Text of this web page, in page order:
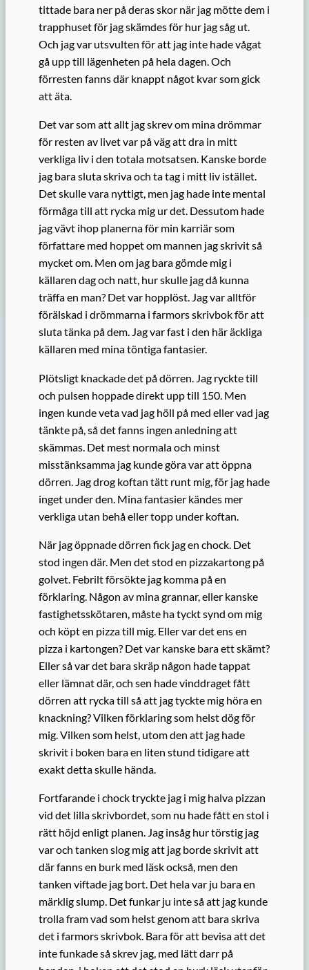
tittade bara ner på deras skor när jag mötte dem i
trapphuset för jag skämdes för hur jag såg ut.
Och jag var utsvulten för att jag inte hade vågat
gå upp till lägenheten på hela dagen. Och
förresten fanns där knappt något kvar som gick
att äta.
Det var som att allt jag skrev om mina drömmar
för resten av livet var på väg att dra in mitt
verkliga liv i den totala motsatsen. Kanske borde
jag bara sluta skriva och ta tag i mitt liv istället.
Det skulle vara nyttigt, men jag hade inte mental
förmåga till att rycka mig ur det. Dessutom hade
jag vävt ihop planerna för min karriär som
författare med hoppet om mannen jag skrivit så
mycket om. Men om jag bara gömde mig i
källaren dag och natt, hur skulle jag då kunna
träffa en man? Det var hopplöst. Jag var alltför
förälskad i drömmarna i farmors skrivbok för att
sluta tänka på dem. Jag var fast i den här äckliga
källaren med mina töntiga fantasier.
Plötsligt knackade det på dörren. Jag ryckte till
och pulsen hoppade direkt upp till 150. Men
ingen kunde veta vad jag höll på med eller vad jag
tänkte på, så det fanns ingen anledning att
skämmas. Det mest normala och minst
misstänksamma jag kunde göra var att öppna
dörren. Jag drog koftan tätt runt mig, för jag hade
inget under den. Mina fantasier kändes mer
verkliga utan behå eller topp under koftan.
När jag öppnade dörren fick jag en chock. Det
stod ingen där. Men det stod en pizzakartong på
golvet. Febrilt försökte jag komma på en
förklaring. Någon av mina grannar, eller kanske
fastighetsskötaren, måste ha tyckt synd om mig
och köpt en pizza till mig. Eller var det ens en
pizza i kartongen? Det var kanske bara ett skämt?
Eller så var det bara skräp någon hade tappat
eller lämnat där, och sen hade vinddraget fått
dörren att rycka till så att jag tyckte mig höra en
knackning? Vilken förklaring som helst dög för
mig. Vilken som helst, utom den att jag hade
skrivit i boken bara en liten stund tidigare att
exakt detta skulle hända.
Fortfarande i chock tryckte jag i mig halva pizzan
vid det lilla skrivbordet, som nu hade fått en stol i
rätt höjd enligt planen. Jag insåg hur törstig jag
var och tanken slog mig att jag borde skrivit att
där fanns en burk med läsk också, men den
tanken viftade jag bort. Det hela var ju bara en
märklig slump. Det funkar ju inte så att jag kunde
trolla fram vad som helst genom att bara skriva
det i farmors skrivbok. Bara för att bevisa att det
inte funkade så skrev jag, med lätt darr på